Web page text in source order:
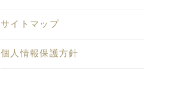
サイトマップ
個人情報保護方針